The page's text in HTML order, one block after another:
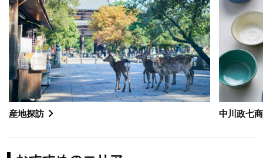
産地探訪 中川政七